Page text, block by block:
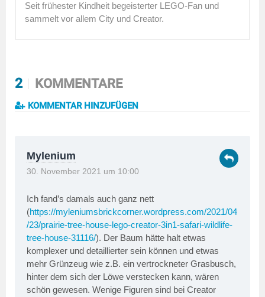
Seit frühester Kindheit begeisterter LEGO-Fan und
sammelt vor allem City und Creator.
2 KOMMENTARE
KOMMENTAR HINZUFÜGEN
Mylenium
30. November 2021 um 10:00
Ich fand’s damals auch ganz nett
(https://myleniumsbrickcorner.wordpress.com/2021/04
/23/prairie-tree-house-lego-creator-3in1-safari-wildlife-
tree-house-31116/). Der Baum hätte halt etwas
komplexer und detaillierter sein können und etwas
mehr Grünzeug wie z.B. ein vertrockneter Grasbusch,
hinter dem sich der Löwe verstecken kann, wären
schön gewesen. Wenige Figuren sind bei Creator